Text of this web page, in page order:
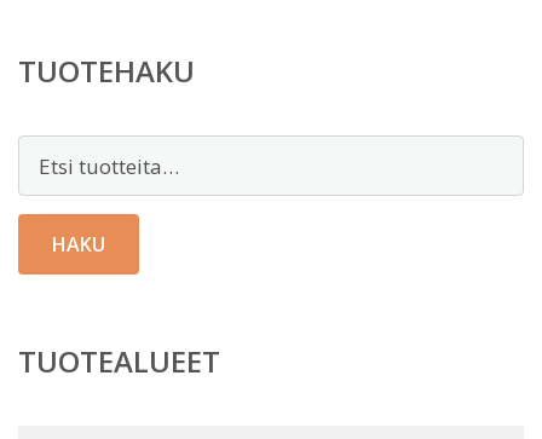
TUOTEHAKU
HAKU
TUOTEALUEET